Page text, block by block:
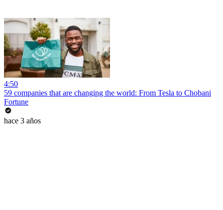
4:50
59 companies that are changing the world: From Tesla to Chobani
Fortune
hace 3 años